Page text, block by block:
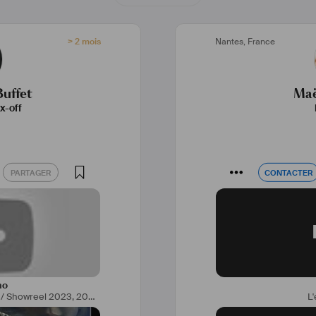
> 2 mois
off
PARTAGER
PARTAGER
Showreel 2023,2023
Nantes, France
CONTACTER
CONTACTER